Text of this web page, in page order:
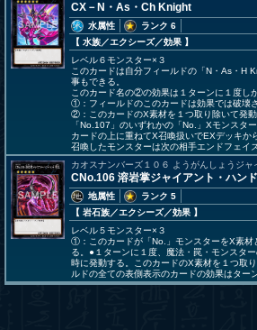
CX－N・As・Ch Knight
水属性
ランク 6
【 水族／エクシーズ／効果 】
レベル６モンスター×３
このカードは自分フィールドの「N・As・H
事もできる。
このカード名の②の効果は１ターンに１度し
①：フィールドのこのカードは効果では破壊さ
②：このカードのX素材を１つ取り除いて発
「No.107」のいずれかの「No.」Xモンスタ
カードの上に重ねてX召喚扱いでEXデッキか
召喚したモンスターは次の相手エンドフェイ
カオスナンバーズ１０６ ようがんしょうジャ
CNo.106 溶岩掌ジャイアント・ハン
地属性
ランク 5
【 岩石族／エクシーズ／効果 】
レベル５モンスター×３
①：このカードが「No.」モンスターをX素材
る。●１ターンに１度、魔法・罠・モンスタ
時に発動する。このカードのX素材を１つ取
ルドの全ての表側表示のカードの効果はター